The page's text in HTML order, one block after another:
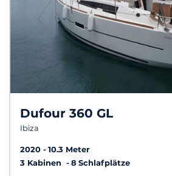
Dufour 360 GL
Ibiza
2020
10.3 Meter
3 Kabinen
8 Schlafplätze